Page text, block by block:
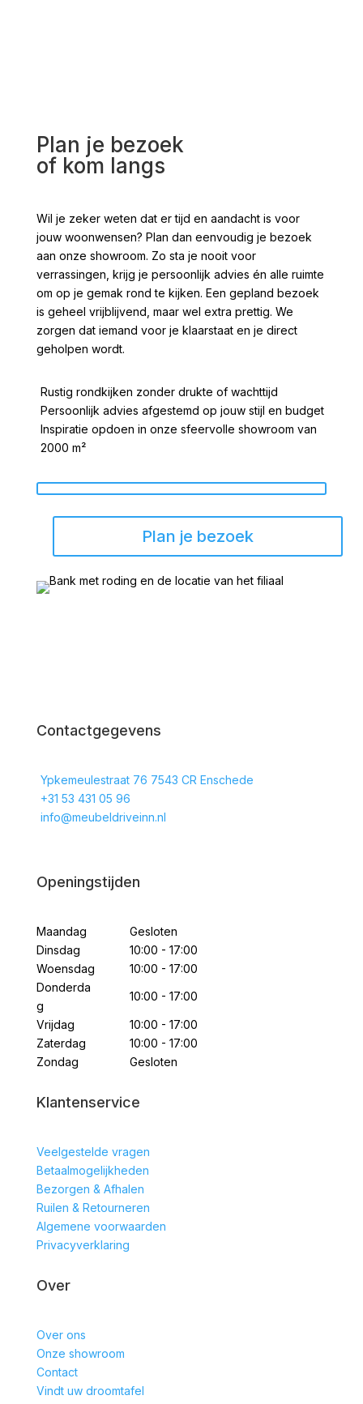
Plan je bezoek
of kom langs
Wil je zeker weten dat er tijd en aandacht is voor
jouw woonwensen? Plan dan eenvoudig je bezoek
aan onze showroom. Zo sta je nooit voor
verrassingen, krijg je persoonlijk advies én alle ruimte
om op je gemak rond te kijken. Een gepland bezoek
is geheel vrijblijvend, maar wel extra prettig. We
zorgen dat iemand voor je klaarstaat en je direct
geholpen wordt.
Rustig rondkijken zonder drukte of wachttijd
Persoonlijk advies afgestemd op jouw stijl en budget
Inspiratie opdoen in onze sfeervolle showroom van
2000 m²
Plan je bezoek
Contactgegevens
Ypkemeulestraat 76 7543 CR Enschede
+31 53 431 05 96
info@meubeldriveinn.nl
Openingstijden
Maandag
Gesloten
Dinsdag
10:00 - 17:00
Woensdag
10:00 - 17:00
Donderda
g
10:00 - 17:00
Vrijdag
10:00 - 17:00
Zaterdag
10:00 - 17:00
Zondag
Gesloten
Klantenservice
Veelgestelde vragen
Betaalmogelijkheden
Bezorgen & Afhalen
Ruilen & Retourneren
Algemene voorwaarden
Privacyverklaring
Over
Over ons
Onze showroom
Contact
Vindt uw droomtafel